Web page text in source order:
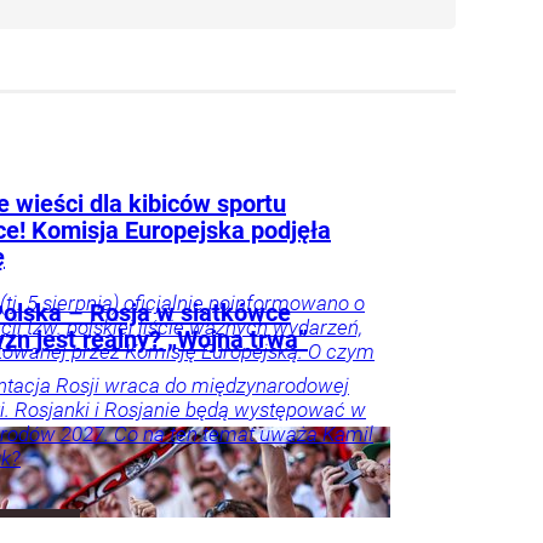
wieści dla kibiców sportu
Komisja Europejska podjęła
5 sierpnia) oficjalnie poinformowano o
tzw. polskiej liście ważnych wydarzeń,
przez Komisję Europejską. O czym
– Rosja w siatkówce
jest realny? „Wojna trwa”
Rosji wraca do międzynarodowej
Rosjanki i Rosjanie będą występować w
2027. Co na ten temat uważa Kamil